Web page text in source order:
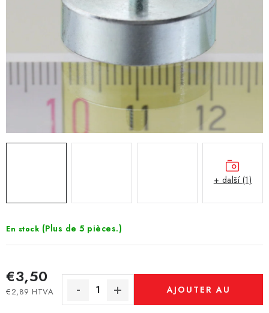
En stock (Plus de 5 pièces.)
€3,50
€2,89 HTVA
Prix de la mesure:
AJOUTER AU
+ další (1)